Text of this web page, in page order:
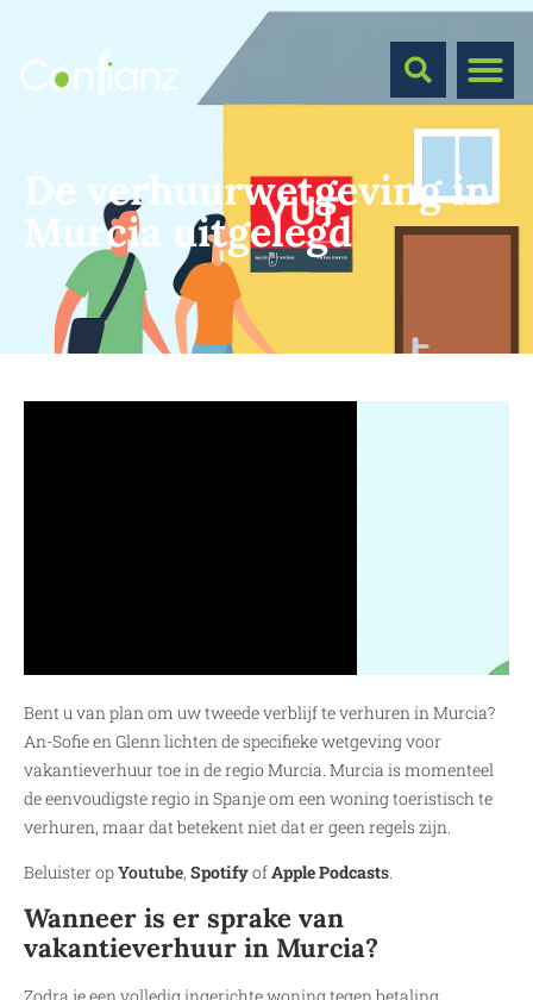
De verhuurwetgeving in
Murcia uitgelegd
Bent u van plan om uw tweede verblijf te verhuren in Murcia?
An-Sofie en Glenn lichten de specifieke wetgeving voor
vakantieverhuur toe in de regio Murcia. Murcia is momenteel
de eenvoudigste regio in Spanje om een woning toeristisch te
verhuren, maar dat betekent niet dat er geen regels zijn.
Beluister opYoutube, SpotifyofApple Podcasts.
Wanneer is er sprake van
vakantieverhuur in Murcia?